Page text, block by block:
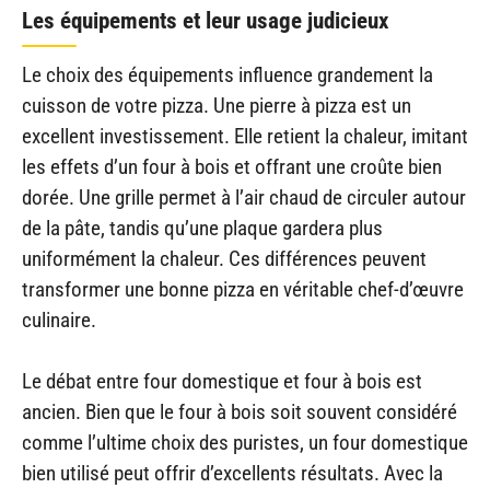
Les équipements et leur usage judicieux
Le choix des équipements influence grandement la
cuisson de votre pizza. Une pierre à pizza est un
excellent investissement. Elle retient la chaleur, imitant
les effets d’un four à bois et offrant une croûte bien
dorée. Une grille permet à l’air chaud de circuler autour
de la pâte, tandis qu’une plaque gardera plus
uniformément la chaleur. Ces différences peuvent
transformer une bonne pizza en véritable chef-d’œuvre
culinaire.
Le débat entre four domestique et four à bois est
ancien. Bien que le four à bois soit souvent considéré
comme l’ultime choix des puristes, un four domestique
bien utilisé peut offrir d’excellents résultats. Avec la